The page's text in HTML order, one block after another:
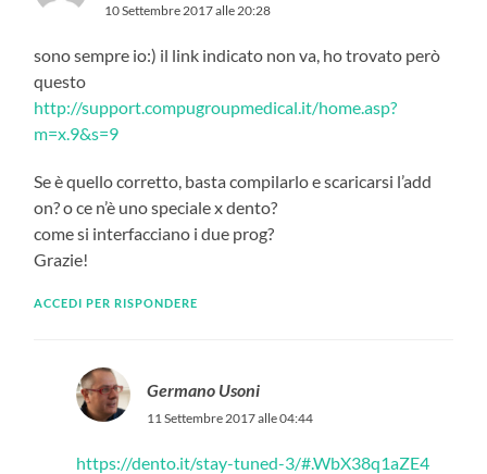
10 Settembre 2017 alle 20:28
sono sempre io:) il link indicato non va, ho trovato però
questo
http://support.compugroupmedical.it/home.asp?
m=x.9&s=9
Se è quello corretto, basta compilarlo e scaricarsi l’add
on? o ce n’è uno speciale x dento?
come si interfacciano i due prog?
Grazie!
ACCEDI PER RISPONDERE
Germano Usoni
11 Settembre 2017 alle 04:44
https://dento.it/stay-tuned-3/#.WbX38q1aZE4